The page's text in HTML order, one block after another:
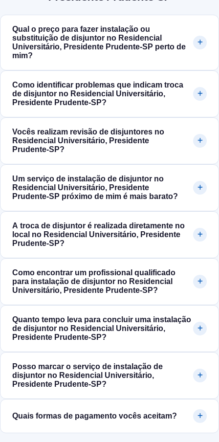
Qual o preço para fazer instalação ou
substituição de disjuntor no Residencial
Universitário, Presidente Prudente‑SP perto de
mim?
Como identificar problemas que indicam troca
de disjuntor no Residencial Universitário,
Presidente Prudente‑SP?
Vocês realizam revisão de disjuntores no
Residencial Universitário, Presidente
Prudente‑SP?
Um serviço de instalação de disjuntor no
Residencial Universitário, Presidente
Prudente‑SP próximo de mim é mais barato?
A troca de disjuntor é realizada diretamente no
local no Residencial Universitário, Presidente
Prudente‑SP?
Como encontrar um profissional qualificado
para instalação de disjuntor no Residencial
Universitário, Presidente Prudente‑SP?
Quanto tempo leva para concluir uma instalação
de disjuntor no Residencial Universitário,
Presidente Prudente‑SP?
Posso marcar o serviço de instalação de
disjuntor no Residencial Universitário,
Presidente Prudente‑SP?
Quais formas de pagamento vocês aceitam?